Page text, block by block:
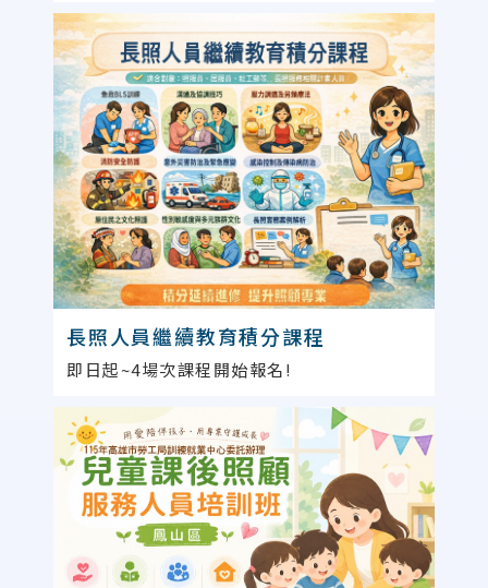
長照人員繼續教育積分課程
即日起~4場次課程開始報名!